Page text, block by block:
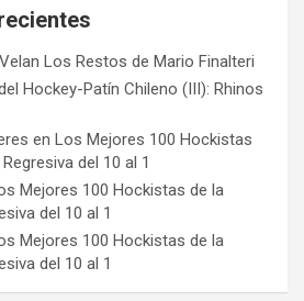
Velan Los Restos de Mario Finalteri
Hockey-Patín Chileno (III): Rhinos
en Los Mejores 100 Hockistas
del 10 al 1
Mejores 100 Hockistas de la
del 10 al 1
Mejores 100 Hockistas de la
del 10 al 1